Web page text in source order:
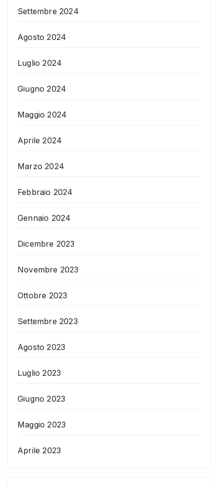
Settembre 2024
Agosto 2024
Luglio 2024
Giugno 2024
Maggio 2024
Aprile 2024
Marzo 2024
Febbraio 2024
Gennaio 2024
Dicembre 2023
Novembre 2023
Ottobre 2023
Settembre 2023
Agosto 2023
Luglio 2023
Giugno 2023
Maggio 2023
Aprile 2023